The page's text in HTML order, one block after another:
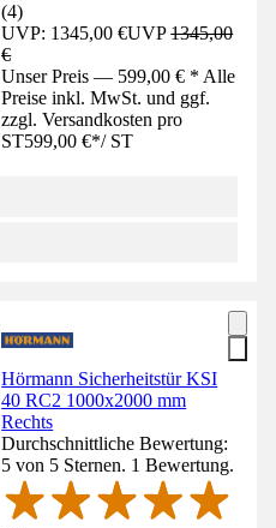
(4)
UVP: 1345,00 €UVP1345,00
€
Unser Preis — 599,00 € * Alle
Preise inkl. MwSt. und ggf.
zzgl. Versandkosten pro
ST599,00 €*/ ST
Hörmann Sicherheitstür KSI
40 RC2 1000x2000 mm
Rechts
Durchschnittliche Bewertung:
5 von 5 Sternen. 1 Bewertung.